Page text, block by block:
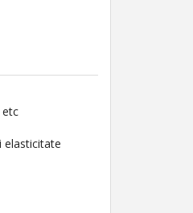
etc
elasticitate